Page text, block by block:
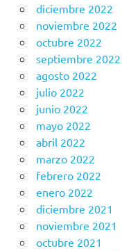
diciembre 2022
noviembre 2022
octubre 2022
septiembre 2022
agosto 2022
julio 2022
junio 2022
mayo 2022
abril 2022
marzo 2022
febrero 2022
enero 2022
diciembre 2021
noviembre 2021
octubre 2021